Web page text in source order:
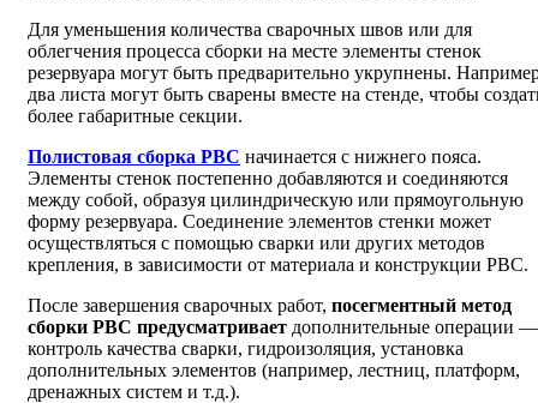
Для уменьшения количества сварочных швов или для
облегчения процесса сборки на месте элементы стенок
резервуара могут быть предварительно укрупнены.
два листа могут быть сварены вместе на стенде, чтобы
более габаритные секции.
Полистовая сборка РВС начинается с нижнего пояса.
Элементы стенок постепенно добавляются и соединяются
между собой, образуя цилиндрическую или прямоугольную
форму резервуара. Соединение элементов стенки может
осуществляться с помощью сварки или других методов
крепления, в зависимости от материала и конструкции РВС.
После завершения сварочных работ, посегментный метод
сборки РВС предусматривает дополнительные операции —
контроль качества сварки, гидроизоляция, установка
дополнительных элементов (например, лестниц, платформ,
дренажных систем и т.д.).